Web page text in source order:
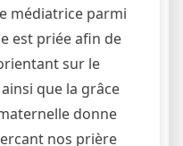
médiatrice parmi
est priée afin de
sur le
que la grâce
donne
nos prière